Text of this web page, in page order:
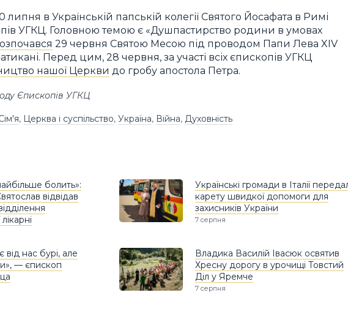
в Українській папській колегії Святого Йосафата в Римі
УГКЦ. Головною темою є «Душпастирство родини в умовах
29 червня Святою Месою під проводом Папи Лева XIV
Перед цим, 28 червня, за участі всіх єпископів УГКЦ
нашої Церкви до гробу апостола Петра.
Єпископів УГКЦ
, Церква і суспільство, Україна, Війна, Духовність
болить»:
відвідав
Українські громади в Італії
карету швидкої допомоги для
захисників України
7 серпня
від нас бурі, але
— єпископ
Владика Василій Івасюк освятив
Хресну дорогу в урочищі Товстий
Діл у Яремче
7 серпня